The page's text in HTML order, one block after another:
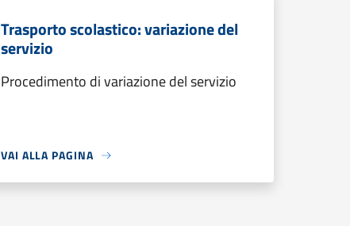
Trasporto scolastico: variazione del
servizio
Procedimento di variazione del servizio
VAI ALLA PAGINA